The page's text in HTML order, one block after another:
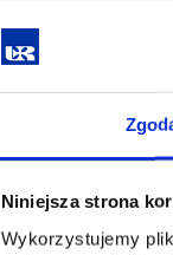
Niniejsza strona
Wykorzystujemy